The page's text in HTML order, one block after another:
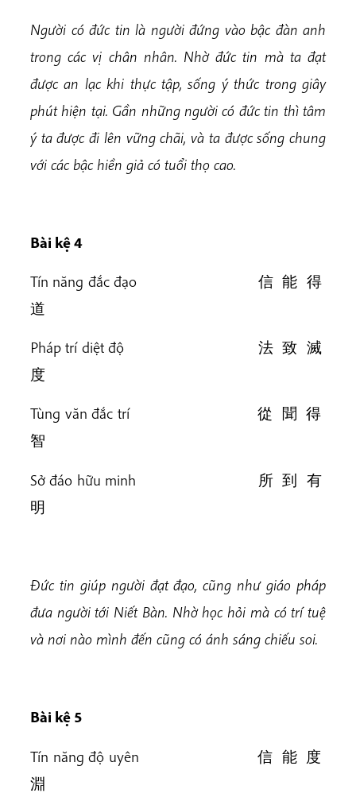
Người có đức tin là người đứng vào bậc đàn anh
trong các vị chân nhân. Nhờ đức tin mà ta đạt
được an lạc khi thực tập, sống ý thức trong giây
phút hiện tại. Gần những người có đức tin thì tâm
ý ta được đi lên vững chãi, và ta được sống chung
với các bậc hiền giả có tuổi thọ cao.
Bài kệ 4
Tín năng đắc đạo 信 能 得
道
Pháp trí diệt độ 法 致 滅
度
Tùng văn đắc trí 從 聞 得
智
Sở đáo hữu minh 所 到 有
明
Đức tin giúp người đạt đạo, cũng như giáo pháp
đưa người tới Niết Bàn. Nhờ học hỏi mà có trí tuệ
và nơi nào mình đến cũng có ánh sáng chiếu soi.
Bài kệ 5
Tín năng độ uyên 信 能 度
淵